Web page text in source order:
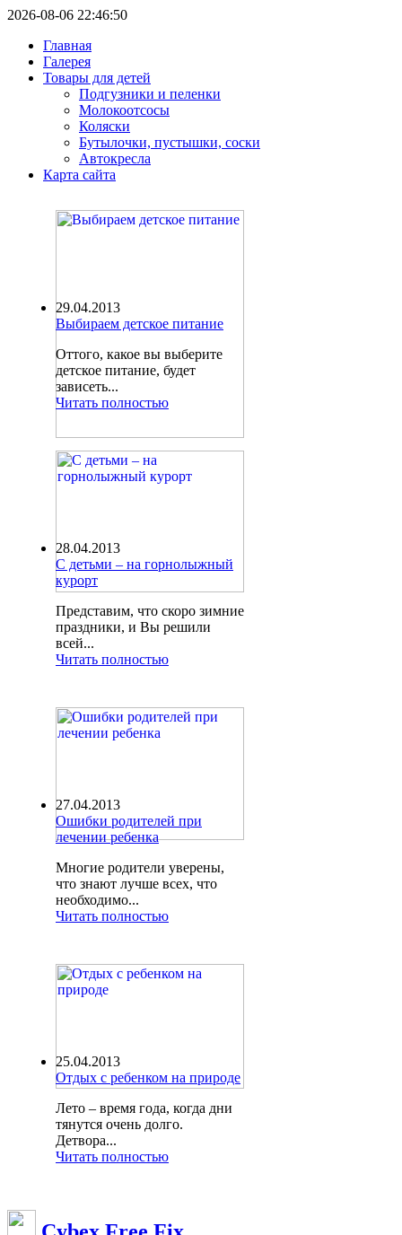
2026-08-06 22:46:50
Главная
Галерея
Товары для детей
Подгузники и пеленки
Молокоотсосы
Коляски
Бутылочки, пустышки, соски
Автокресла
Карта сайта
29.04.2013
Выбираем детское питание
Оттого, какое вы выберите
детское питание, будет
зависеть...
Читать полностью
28.04.2013
С детьми – на горнолыжный
курорт
Представим, что скоро зимние
праздники, и Вы решили
всей...
Читать полностью
27.04.2013
Ошибки родителей при
лечении ребенка
Многие родители уверены,
что знают лучше всех, что
необходимо...
Читать полностью
25.04.2013
Отдых с ребенком на природе
Лето – время года, когда дни
тянутся очень долго.
Детвора...
Читать полностью